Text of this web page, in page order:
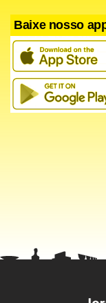
Baixe nosso